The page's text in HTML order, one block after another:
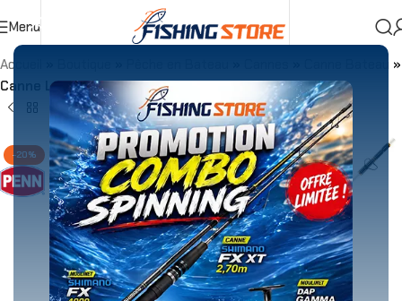
Menu
Accueil
»
Canne Lancer Penn Battalion Tuna Spin 2.49m
-20%